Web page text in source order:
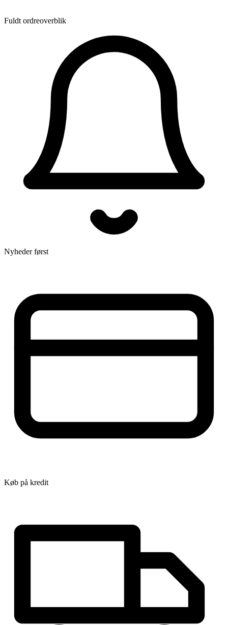
Fuldt ordreoverblik
Nyheder først
Køb på kredit